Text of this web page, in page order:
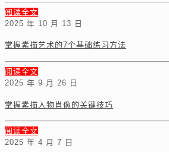
阅读全文
2025 年 10 月 13 日
掌握素描艺术的7个基础练习方法
阅读全文
2025 年 9 月 26 日
掌握素描人物肖像的关键技巧
阅读全文
2025 年 4 月 7 日